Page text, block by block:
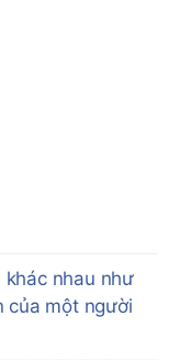
khác nhau như
của một người